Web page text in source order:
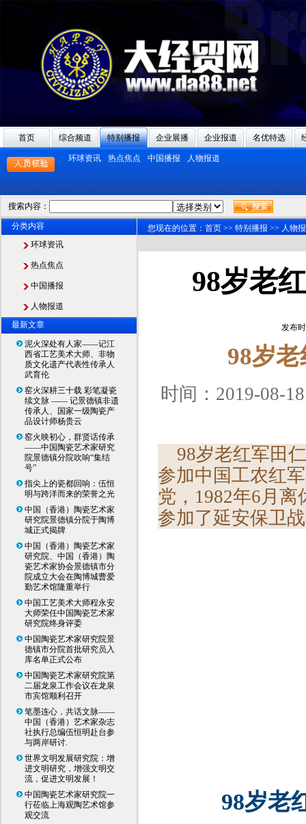
首页 综合频道 特别播报 企业展播 企业报道 名优特选
环球资讯 热点焦点 中国播报 人物报道
搜索内容：
分类内容
环球资讯
热点焦点
中国播报
人物报道
最新文章
泥火深处有人家——记江
西省工艺美术大师、非物
质文化遗产代表性传承人
武育伦
窑火深耕三十载 彩笔凝瓷
续文脉 —— 记景德镇非遗
传承人、国家一级陶瓷产
品设计师杨贵云
窑火映初心，群贤话传承
——中国陶瓷艺术家研究
院景德镇分院吹响“集结
号”
指尖上的瓷都回响：伍恒
明与跨洋而来的荣誉之光
中国（香港）陶瓷艺术家
研究院景德镇分院于陶博
城正式揭牌
中国（香港）陶瓷艺术家
研究院、中国（香港）陶
瓷艺术家协会景德镇市分
院成立大会在陶博城曹爱
勤艺术馆隆重举行
中国工艺美术大师程永安
大师荣任中国陶瓷艺术家
研究院终身评委
中国陶瓷艺术家研究院景
德镇市分院首批研究员入
库名单正式公布
中国陶瓷艺术家研究院第
二届龙泉工作会议在龙泉
市宾馆顺利召开
笔墨连心，共话文脉——
中国（香港）艺术家杂志
社执行总编伍恒明赴台参
与两岸研讨.
世界文明发展研究院：增
进文明研究，增强文明交
流，促进文明发展！
中国陶瓷艺术家研究院一
行莅临上海观陶艺术馆参
观交流
您现在的位置： 首页 >> 特别播报 >> 人物
98岁老
发布
98岁
时间： 2019-08-
98岁老红军田
参加中国工农红
党，1982年6月
参加了延安保卫
98岁老